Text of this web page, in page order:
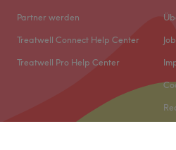
Partner werden
Treatwell Connect Help Center
Treatwell Pro Help Center